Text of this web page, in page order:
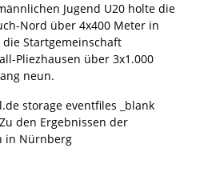
Jugend U20 holte die
Nord über 4x400 Meter in
die Startgemeinschaft
Pliezhausen über 3x1.000
neun.
storage eventfiles _blank
den Ergebnissen der
in Nürnberg